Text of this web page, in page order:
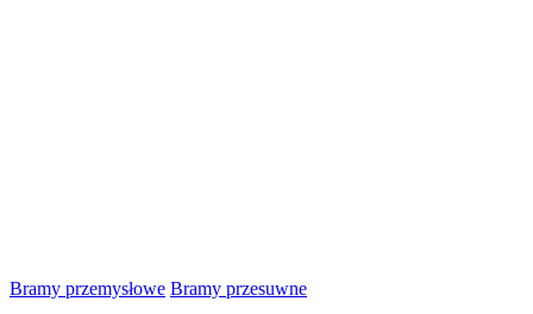
Bramy przemysłowe Bramy przesuwne